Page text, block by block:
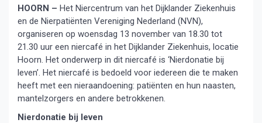
HOORN – Het Niercentrum van het Dijklander Ziekenhuis
en de Nierpatiënten Vereniging Nederland (NVN),
organiseren op woensdag 13 november van 18.30 tot
21.30 uur een niercafé in het Dijklander Ziekenhuis, locatie
Hoorn. Het onderwerp in dit niercafé is ‘Nierdonatie bij
leven’. Het niercafé is bedoeld voor iedereen die te maken
heeft met een nieraandoening: patiënten en hun naasten,
mantelzorgers en andere betrokkenen.
Nierdonatie bij leven